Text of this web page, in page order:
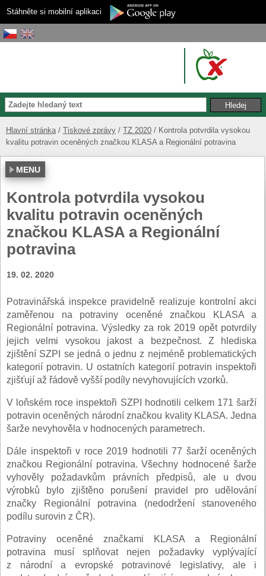
Stáhněte si mobilní aplikaci
Hlavní stránka Tiskové zprávy TZ 2020
Kontrola potvrdila vysokou
kvalitu potravin oceněných značkou KLASA a Regionální potravina
MENU
Kontrola potvrdila vysokou
kvalitu potravin oceněných
značkou KLASA a Regionální
potravina
19. 02. 2020
Potravinářská inspekce pravidelně realizuje kontrolní akci
zaměřenou na potraviny oceněné značkou KLASA a
Regionální potravina. Výsledky za rok 2019 opět potvrdily
jejich velmi vysokou jakost a bezpečnost. Z hlediska
zjištění SZPI se jedná o jednu z nejméně problematických
kategorií potravin. U ostatních kategorií potravin inspektoři
zjišťují až řádově vyšší podíly nevyhovujících vzorků.
V loňském roce inspektoři SZPI hodnotili celkem 171 šarží
potravin oceněných národní značkou kvality KLASA. Jedna
šarže nevyhověla v hodnocených parametrech.
Dále inspektoři v roce 2019 hodnotili 77 šarží oceněných
značkou Regionální potravina. Všechny hodnocené šarže
vyhověly požadavkům právních předpisů, ale u dvou
výrobků bylo zjištěno porušení pravidel pro udělování
značky Regionální potravina (nedodržení stanoveného
podílu surovin z ČR).
Potraviny oceněné značkami KLASA a Regionální
potravina musí splňovat nejen požadavky vyplývající
z národní a evropské potravinové legislativy, ale i